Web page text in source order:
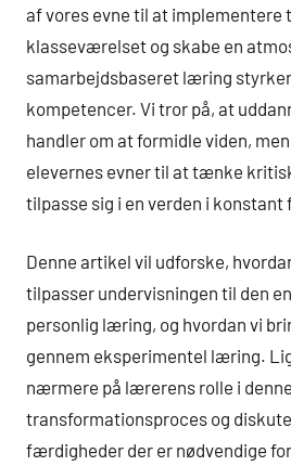
af vores evne til at
klasseværelset og skabe en
samarbejdsbaseret læring
kompetencer. Vi tror på, at
handler om at formidle viden,
elevernes evner til at tænke
tilpasse sig i en verden i konstant
Denne artikel vil udforske,
tilpasser undervisningen til den
personlig læring, og hvordan vi
gennem eksperimentel læring.
nærmere på lærerens rolle i denne
transformationsproces og
færdigheder der er nødvendige